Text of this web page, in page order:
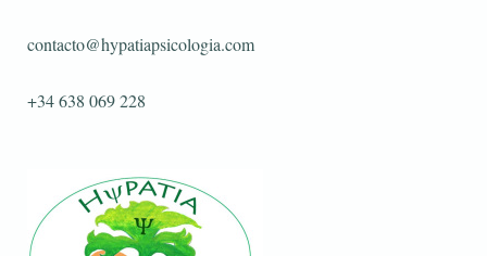
contacto@hypatiapsicologia.com
+34 638 069 228